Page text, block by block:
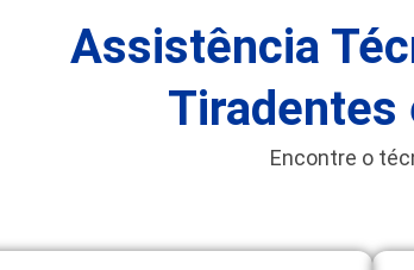
Assistência
Tiradentes
Encontre o